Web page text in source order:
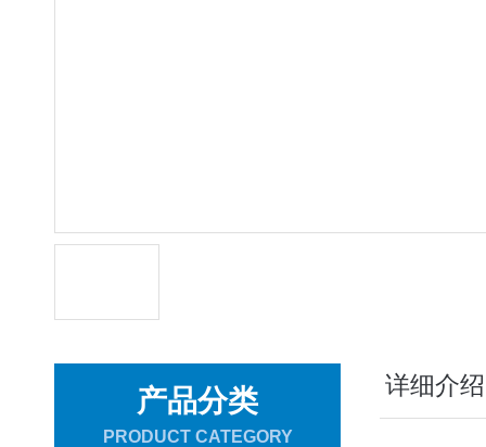
产品分类
PRODUCT CATEGORY
详细介绍